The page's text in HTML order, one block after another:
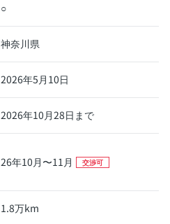
○
神奈川県
2026年5月10日
2026年10月28日まで
26年10月〜11月 交渉可
1.8万km